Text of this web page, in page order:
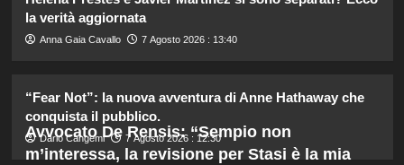
2
Bella Thorne rivela i segreti nascosti
3
sogno con le amiche prima del
matrimonio con Damiano David.
la verità aggiornata
Anna Gaia Cavallo 7 Agosto 2026 : 13:40
“Fear Not”: la nuova avventura di Anne Hathaway che
conquista il pubblico.
Dario Cangemi 7 Agosto 2026 : 12:30
Avvocato De Rensis: “Sempio non
m’interessa, la revisione per Stasi è la mia